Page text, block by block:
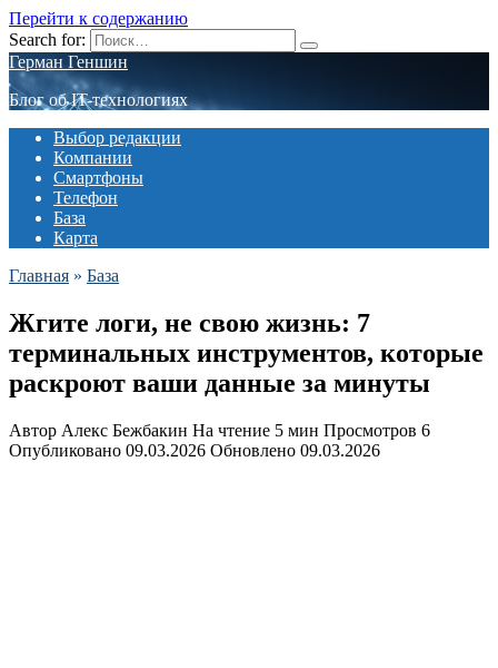
Перейти к содержанию
Search for:
Герман Геншин
Блог об IT-технологиях
Выбор редакции
Компании
Смартфоны
Телефон
База
Карта
Главная » База
Жгите логи, не свою жизнь: 7
терминальных инструментов, которые
раскроют ваши данные за минуты
Автор Алекс Бежбакин На чтение 5 мин Просмотров 6
Опубликовано 09.03.2026 Обновлено 09.03.2026